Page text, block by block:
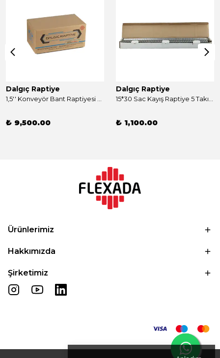
Dalgıç Raptiye
₺ 9,500.00
Dalgıç Raptiye
₺ 1,100.00
Ürünlerimiz
Hakkımızda
Şirketimiz